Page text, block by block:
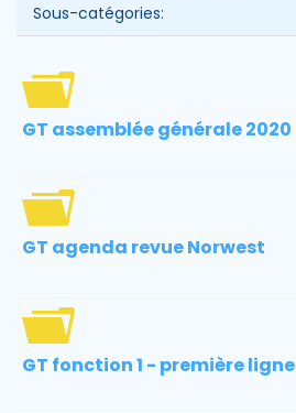
Sous-catégories:
GT assemblée générale 2020
GT agenda revue Norwest
GT fonction 1 - première ligne